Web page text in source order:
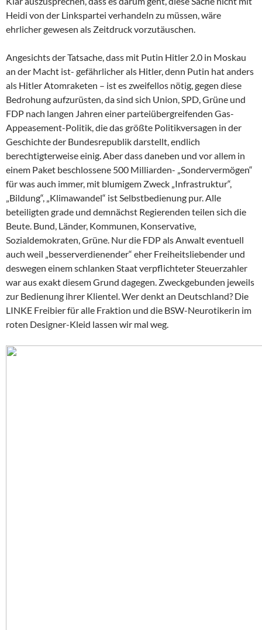
Heidi von der Linkspartei verhandeln zu müssen, wäre
ehrlicher gewesen als Zeitdruck vorzutäuschen.
Angesichts der Tatsache, dass mit Putin Hitler 2.0 in Moskau
an der Macht ist- gefährlicher als Hitler, denn Putin hat anders
als Hitler Atomraketen – ist es zweifellos nötig, gegen diese
Bedrohung aufzurüsten, da sind sich Union, SPD, Grüne und
FDP nach langen Jahren einer parteiübergreifenden Gas-
Appeasement-Politik, die das größte Politikversagen in der
Geschichte der Bundesrepublik darstellt, endlich
berechtigterweise einig. Aber dass daneben und vor allem in
einem Paket beschlossene 500 Milliarden- „Sondervermögen“
für was auch immer, mit blumigem Zweck „Infrastruktur“,
„Bildung“, „Klimawandel“ ist Selbstbedienung pur. Alle
beteiligten grade und demnächst Regierenden teilen sich die
Beute. Bund, Länder, Kommunen, Konservative,
Sozialdemokraten, Grüne. Nur die FDP als Anwalt eventuell
auch weil „besserverdienender“ eher Freiheitsliebender und
deswegen einem schlanken Staat verpflichteter Steuerzahler
war aus exakt diesem Grund dagegen. Zweckgebunden jeweils
zur Bedienung ihrer Klientel. Wer denkt an Deutschland? Die
LINKE Freibier für alle Fraktion und die BSW-Neurotikerin im
roten Designer-Kleid lassen wir mal weg.